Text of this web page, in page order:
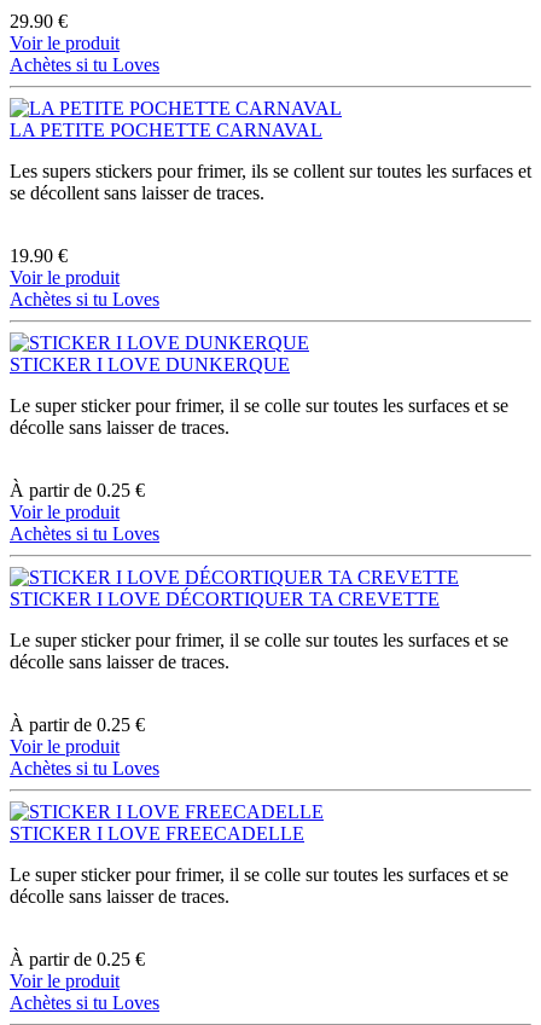
29.90 €
Voir le produit
Achètes si tu Loves
LA PETITE POCHETTE CARNAVAL
Les supers stickers pour frimer, ils se collent sur toutes les surfaces et
se décollent sans laisser de traces.
19.90 €
Voir le produit
Achètes si tu Loves
STICKER I LOVE DUNKERQUE
Le super sticker pour frimer, il se colle sur toutes les surfaces et se
décolle sans laisser de traces.
À partir de 0.25 €
Voir le produit
Achètes si tu Loves
STICKER I LOVE DÉCORTIQUER TA CREVETTE
Le super sticker pour frimer, il se colle sur toutes les surfaces et se
décolle sans laisser de traces.
À partir de 0.25 €
Voir le produit
Achètes si tu Loves
STICKER I LOVE FREECADELLE
Le super sticker pour frimer, il se colle sur toutes les surfaces et se
décolle sans laisser de traces.
À partir de 0.25 €
Voir le produit
Achètes si tu Loves